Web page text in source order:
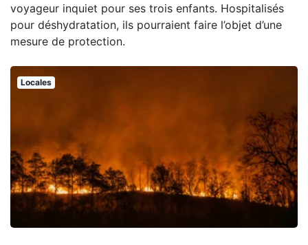
voyageur inquiet pour ses trois enfants. Hospitalisés
pour déshydratation, ils pourraient faire l’objet d’une
mesure de protection.
Locales